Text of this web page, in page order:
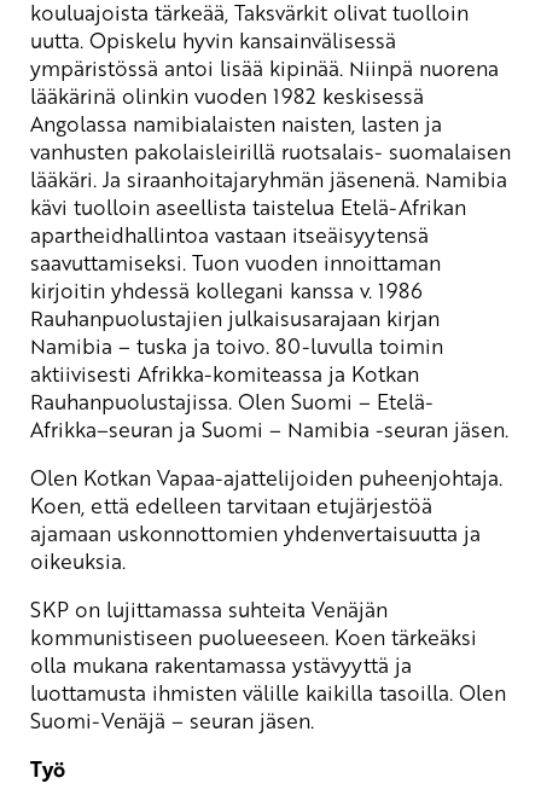
kouluajoista tärkeää, Taksvärkit olivat tuolloin
uutta. Opiskelu hyvin kansainvälisessä
ympäristössä antoi lisää kipinää. Niinpä nuorena
lääkärinä olinkin vuoden 1982 keskisessä
Angolassa namibialaisten naisten, lasten ja
vanhusten pakolaisleirillä ruotsalais- suomalaisen
lääkäri. Ja siraanhoitajaryhmän jäsenenä. Namibia
kävi tuolloin aseellista taistelua Etelä-Afrikan
apartheidhallintoa vastaan itseäisyytensä
saavuttamiseksi. Tuon vuoden innoittaman
kirjoitin yhdessä kollegani kanssa v. 1986
Rauhanpuolustajien julkaisusarajaan kirjan
Namibia – tuska ja toivo. 80-luvulla toimin
aktiivisesti Afrikka-komiteassa ja Kotkan
Rauhanpuolustajissa. Olen Suomi – Etelä-
Afrikka–seuran ja Suomi – Namibia -seuran jäsen.
Olen Kotkan Vapaa-ajattelijoiden puheenjohtaja.
Koen, että edelleen tarvitaan etujärjestöä
ajamaan uskonnottomien yhdenvertaisuutta ja
oikeuksia.
SKP on lujittamassa suhteita Venäjän
kommunistiseen puolueeseen. Koen tärkeäksi
olla mukana rakentamassa ystävyyttä ja
luottamusta ihmisten välille kaikilla tasoilla. Olen
Suomi-Venäjä – seuran jäsen.
Työ